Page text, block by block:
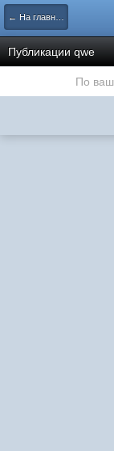
← На главную
Публикации qwe
По